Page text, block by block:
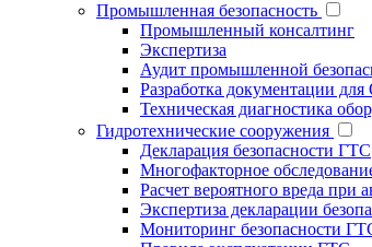
Промышленная безопасность
Промышленный консалтинг
Экспертиза
Аудит промышленной
Разработка документации
Техническая диагностика
Гидротехнические сооружения
Декларация безопасности ГТС
Многофакторное
Расчет вероятного вреда при
Экспертиза декларации
Мониторинг безопасности